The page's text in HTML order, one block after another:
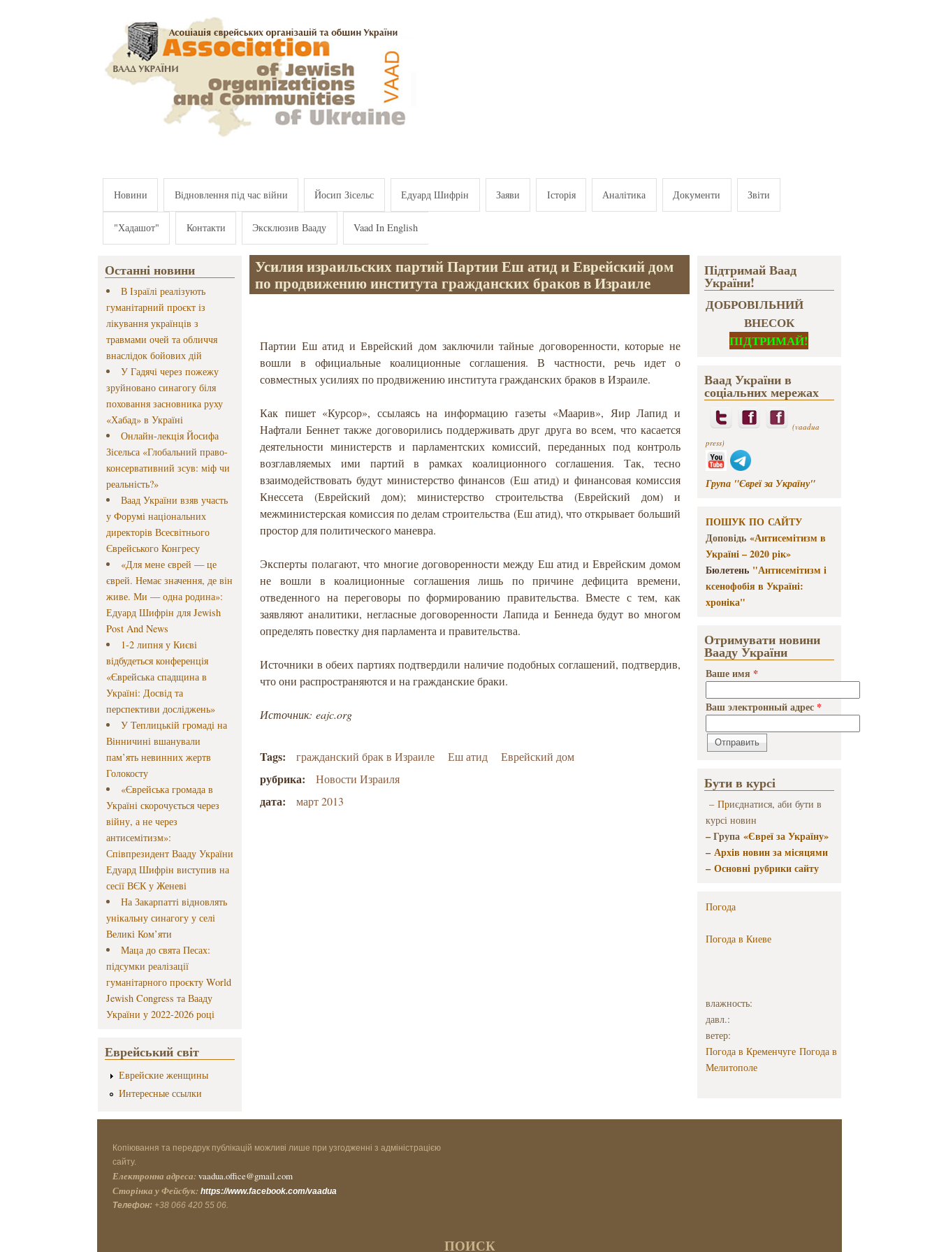
Новини Відновлення під час війни Йосип Зісельс Едуард Шифрін Заяви Історія Аналітика Документи Звіти
"Хадашот" Контакти Эксклюзив Вааду Vaad In English
Останні новини
В Ізраїлі реалізують
гуманітарний проєкт із
лікування українців з
травмами очей та обличчя
внаслідок бойових дій
У Гадячі через пожежу
зруйновано синагогу біля
поховання засновника руху
«Хабад» в Україні
Онлайн-лекція Йосифа
Зісельса «Глобальний право-
консервативний зсув: міф чи
реальність?»
Ваад України взяв участь
у Форумі національних
директорів Всесвітнього
Єврейського Конгресу
«Для мене єврей — це
єврей. Немає значення, де він
живе. Ми — одна родина»:
Едуард Шифрін для Jewish
Post And News
1-2 липня у Києві
відбудеться конференція
«Єврейська спадщина в
Україні: Досвід та
перспективи досліджень»
У Теплицькій громаді на
Вінничині вшанували
пам’ять невинних жертв
Голокосту
«Єврейська громада в
Україні скорочується через
війну, а не через
антисемітизм»:
Співпрезидент Вааду України
Едуард Шифрін виступив на
сесії ВЄК у Женеві
На Закарпатті відновлять
унікальну синагогу у селі
Великі Ком’яти
Маца до свята Песах:
підсумки реалізації
гуманітарного проєкту World
Jewish Congress та Вааду
України у 2022-2026 році
Еврейський світ
Еврейские женщины
Интересные ссылки
Усилия израильских партий Партии Еш атид и Еврейский дом
по продвижению института гражданских браков в Израиле
Партии Еш атид и Еврейский дом заключили тайные договоренности, которые не
вошли в официальные коалиционные соглашения. В частности, речь идет о
совместных усилиях по продвижению института гражданских браков в Израиле.
Как пишет «Курсор», ссылаясь на информацию газеты «Маарив», Яир Лапид и
Нафтали Беннет также договорились поддерживать друг друга во всем, что касается
деятельности министерств и парламентских комиссий, переданных под контроль
возглавляемых ими партий в рамках коалиционного соглашения. Так, тесно
взаимодействовать будут министерство финансов (Еш атид) и финансовая комиссия
Кнессета (Еврейский дом); министерство строительства (Еврейский дом) и
межминистерская комиссия по делам строительства (Еш атид), что открывает больший
простор для политического маневра.
Эксперты полагают, что многие договоренности между Еш атид и Еврейским домом
не вошли в коалиционные соглашения лишь по причине дефицита времени,
отведенного на переговоры по формированию правительства. Вместе с тем, как
заявляют аналитики, негласные договоренности Лапида и Беннеда будут во многом
определять повестку дня парламента и правительства.
Источники в обеих партиях подтвердили наличие подобных соглашений, подтвердив,
что они распространяются и на гражданские браки.
Источник: eajc.org
Tags: гражданский брак в Израиле Еш атид Еврейский дом
рубрика: Новости Израиля
дата: март 2013
Підтримай Ваад
України!
ДОБРОВІЛЬНИЙ
ВНЕСОК
ПІДТРИМАЙ!
Ваад України в
соціальних мережах
(vaadua
press)
Група "Євреї за Україну"
ПОШУК ПО САЙТУ
Доповідь «Антисемітизм в
Україні – 2020 рік»
Бюлетень "Антисемітизм і
ксенофобія в Україні:
хроніка"
Отримувати новини
Вааду України
Ваше имя *
Ваш электронный адрес *
Бути в курсі
– Приєднатися, аби бути в
курсі новин
– Група «Євреї за Україну»
–Архів новин за місяцями
–Основні рубрики сайту
Погода
Погода в Киеве
влажность:
давл.:
ветер:
Погода в Кременчуге Погода в
Мелитополе
Копіювання та передрук публікацій можливі лише при узгодженні з адміністрацією
сайту.
Електронна адреса: vaadua.office@gmail.com
Сторінка у Фейсбук: https://www.facebook.com/vaadua
Телефон: +38 066 420 55 06.
ПОИСК